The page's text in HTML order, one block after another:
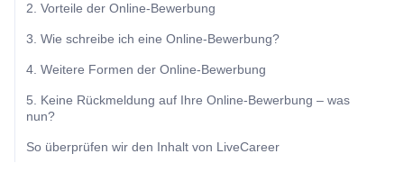
2. Vorteile der Online-Bewerbung
3. Wie schreibe ich eine Online-Bewerbung?
4. Weitere Formen der Online-Bewerbung
5. Keine Rückmeldung auf Ihre Online-Bewerbung – was
nun?
So überprüfen wir den Inhalt von LiveCareer